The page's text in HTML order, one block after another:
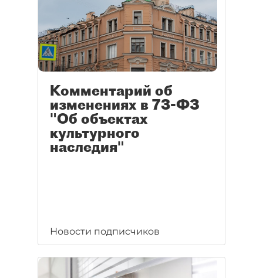
Комментарий об
изменениях в 73-ФЗ
"Об объектах
культурного
наследия"
Новости подписчиков